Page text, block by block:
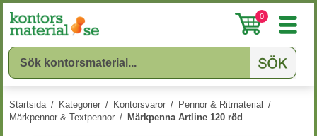
0
Startsida / Kategorier / Kontorsvaror / Pennor & Ritmaterial /
Märkpennor & Textpennor / Märkpenna Artline 120 röd